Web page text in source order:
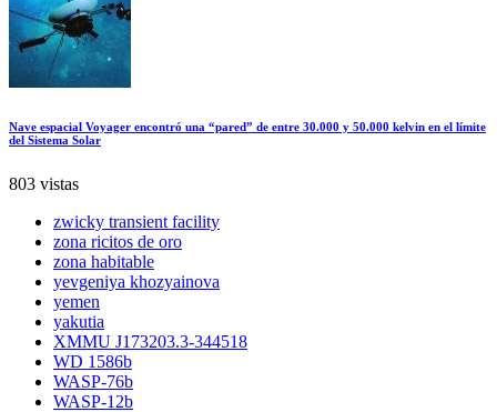
Nave espacial Voyager encontró una “pared” de entre 30.000 y 50.000 kelvin en el límite
del Sistema Solar
803 vistas
zwicky transient facility
zona ricitos de oro
zona habitable
yevgeniya khozyainova
yemen
yakutia
XMMU J173203.3-344518
WD 1586b
WASP-76b
WASP-12b